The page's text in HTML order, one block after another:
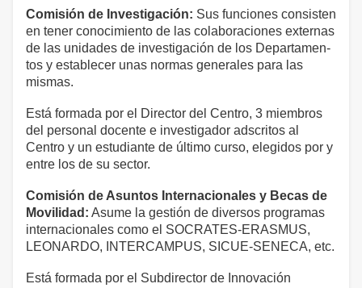
Comisión de Investigación: Sus funciones consisten
en tener conocimiento de las colaboraciones externas
de las unidades de investigación de los Departamen­
tos y establecer unas normas generales para las
mismas.
Está formada por el Director del Centro, 3 miembros
del personal docente e investigador adscritos al
Centro y un estudiante de último curso, elegidos por y
entre los de su sector.
Comisión de Asuntos Internacionales y Becas de
Movilidad: Asume la gestión de diversos programas
internacionales como el SOCRATES-ERASMUS,
LEONARDO, INTERCAMPUS, SICUE-SENECA, etc.
Está formada por el Subdirector de Innovación